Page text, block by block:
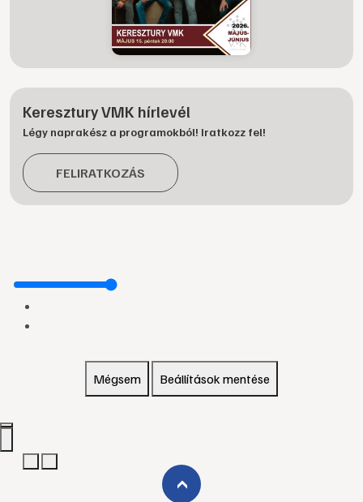
Keresztury VMK hírlevél
Légy naprakész a programokból! Iratkozz fel!
FELIRATKOZÁS
Mégsem Beállítások mentése
›